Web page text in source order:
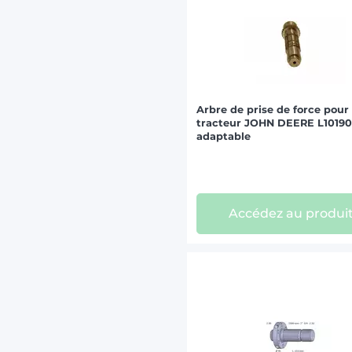
Arbre de prise de force pour
tracteur JOHN DEERE
adaptable
Accédez au